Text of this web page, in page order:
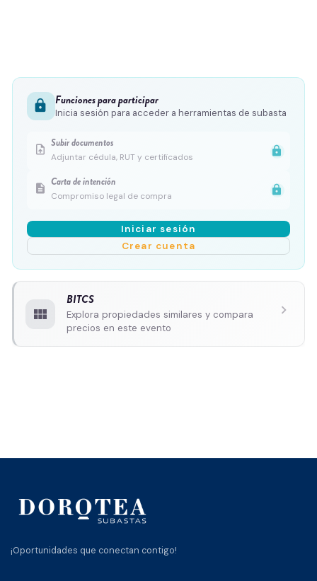
lock Funciones para participar
Inicia sesión para acceder a herramientas de subasta
upload_file Subir documentos
Adjuntar cédula, RUT y certificados
lock
description Carta de intención
Compromiso legal de compra
lock
Iniciar sesión
Crear cuenta
view_module
BITCS
Explora propiedades similares y compara
precios en este evento
chevron_right
¡Oportunidades que conectan contigo!